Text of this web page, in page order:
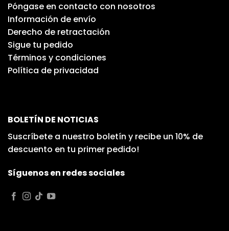
Póngase en contacto con nosotros
Información de envío
Derecho de retractación
Sigue tu pedido
Términos y condiciones
Política de privacidad
BOLETÍN DE NOTICIAS
Suscríbete a nuestro boletín y recibe un 10% de
descuento en tu primer pedido!
Síguenos en redes sociales